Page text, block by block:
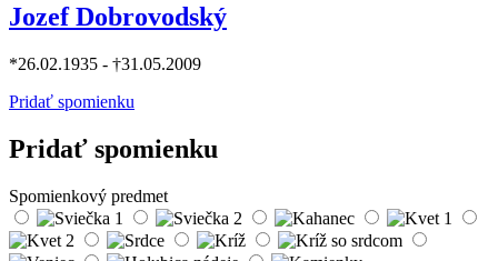
Jozef Dobrovodský
*26.02.1935 - †31.05.2009
Pridať spomienku
Pridať spomienku
Spomienkový predmet